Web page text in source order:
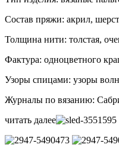
Состав пряжи: акрил,
Толщина нити: толстая,
Фактура: одноцветного
Узоры спицами: узоры
Журналы по вязанию:
читать далее